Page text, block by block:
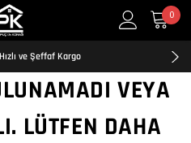
0
Taksit İmkanı
Ücretsiz Kargo
ve Şeffaf Kargo
Taksit İmkanı
Ücretsiz Kargo
Taksit İmkanı
VEYA
LÜTFEN DAHA